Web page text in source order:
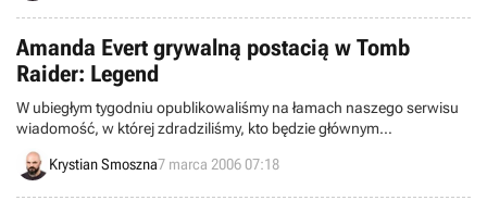
Amanda Evert grywalną postacią w Tomb
Raider: Legend
W ubiegłym tygodniu opublikowaliśmy na łamach naszego serwisu
wiadomość, w której zdradziliśmy, kto będzie głównym
przeciwnikiem Lary Croft w nadchodzącej wielkimi krokami, siódmej
odsłonie cyklu Tomb Raider. Wczoraj okazało się, że przedstawiciele
Krystian Smoszna7 marca 2006 07:18